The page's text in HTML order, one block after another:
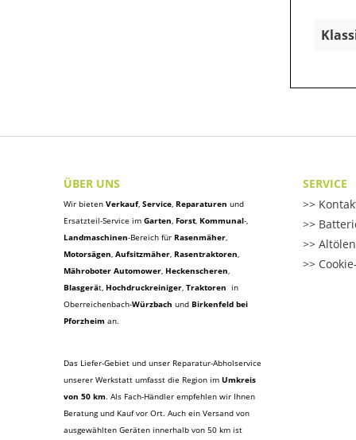
ÜBER UNS
Wir bieten Verkauf, Service, Reparaturen und
Ersatzteil-Service im Garten, Forst, Kommunal-,
Landmaschinen-Bereich für Rasenmäher,
Motorsägen, Aufsitzmäher, Rasentraktoren,
Mähroboter Automower, Heckenscheren,
Blasgerät, Hochdruckreiniger, Traktoren in
Oberreichenbach-Würzbach und Birkenfeld bei
Pforzheim an.
Das Liefer-Gebiet und unser Reparatur-Abholservice
unserer Werkstatt umfasst die Region im Umkreis
von 50 km. Als Fach-Händler empfehlen wir Ihnen
Beratung und Kauf vor Ort. Auch ein Versand von
ausgewählten Geräten innerhalb von 50 km ist
SERVICE